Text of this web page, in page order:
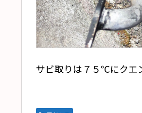
サビ取りは７５℃にクエ